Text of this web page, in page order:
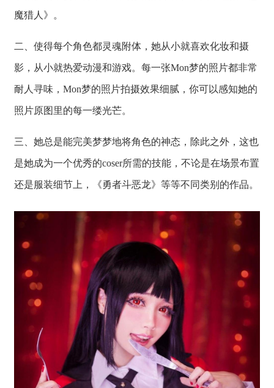
魔猎人》。
二、使得每个角色都灵魂附体，她从小就喜欢化妆和摄
影，从小就热爱动漫和游戏。每一张Mon梦的照片都非常
耐人寻味，Mon梦的照片拍摄效果细腻，你可以感知她的
照片原图里的每一缕光芒。
三、她总是能完美梦梦地将角色的神态，除此之外，这也
是她成为一个优秀的coser所需的技能，不论是在场景布置
还是服装细节上，《勇者斗恶龙》等等不同类别的作品。